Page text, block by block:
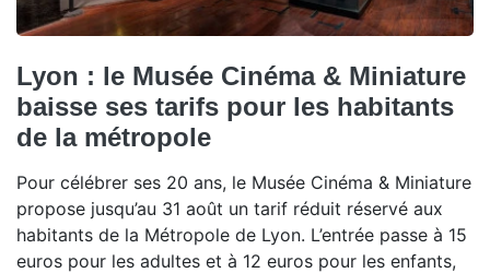
Lyon : le Musée Cinéma & Miniature
baisse ses tarifs pour les habitants
de la métropole
Pour célébrer ses 20 ans, le Musée Cinéma & Miniature
propose jusqu’au 31 août un tarif réduit réservé aux
habitants de la Métropole de Lyon. L’entrée passe à 15
euros pour les adultes et à 12 euros pour les enfants,